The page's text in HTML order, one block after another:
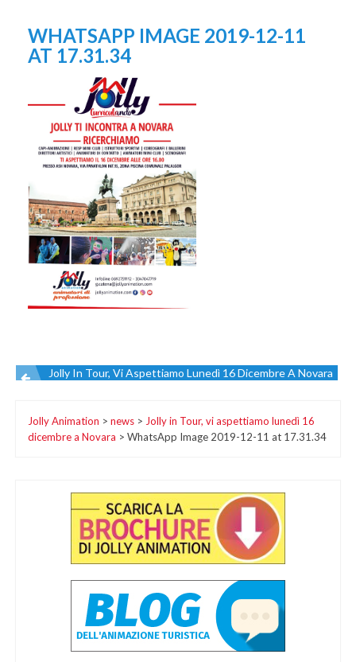
WHATSAPP IMAGE 2019-12-11
AT 17.31.34
Navigazione
articoli
Jolly In Tour, Vi Aspettiamo Lunedì 16 Dicembre A Novara
Jolly Animation > news > Jolly in Tour, vi aspettiamo lunedì 16
dicembre a Novara > WhatsApp Image 2019-12-11 at 17.31.34